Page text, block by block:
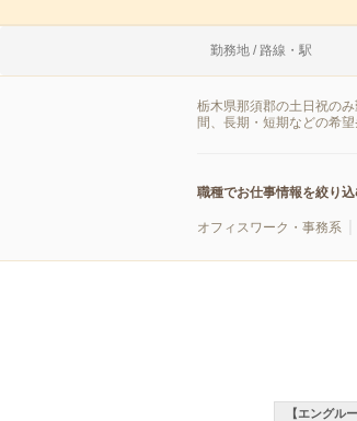
勤務地 / 路線・駅
栃木県那須郡の土日祝の
間、長期・短期などの希
職種でお仕事情報を絞り込
オフィスワーク・事務系
【エングル